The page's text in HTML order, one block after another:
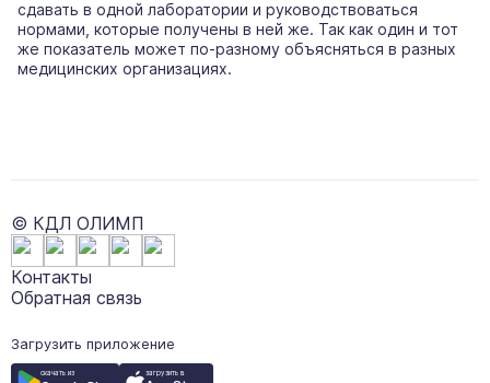
сдавать в одной лаборатории и руководствоваться
нормами, которые получены в ней же. Так как один и тот
же показатель может по-разному объясняться в разных
медицинских организациях.
© КДЛ ОЛИМП
Контакты
Обратная связь
Загрузить приложение
скачать из загрузить в